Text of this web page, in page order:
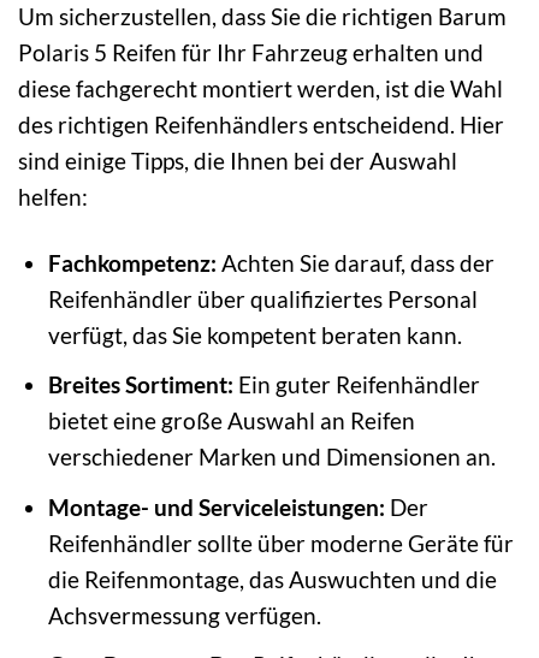
Um sicherzustellen, dass Sie die richtigen Barum
Polaris 5 Reifen für Ihr Fahrzeug erhalten und
diese fachgerecht montiert werden, ist die Wahl
des richtigen Reifenhändlers entscheidend. Hier
sind einige Tipps, die Ihnen bei der Auswahl
helfen:
Fachkompetenz: Achten Sie darauf, dass der
Reifenhändler über qualifiziertes Personal
verfügt, das Sie kompetent beraten kann.
Breites Sortiment: Ein guter Reifenhändler
bietet eine große Auswahl an Reifen
verschiedener Marken und Dimensionen an.
Montage- und Serviceleistungen: Der
Reifenhändler sollte über moderne Geräte für
die Reifenmontage, das Auswuchten und die
Achsvermessung verfügen.